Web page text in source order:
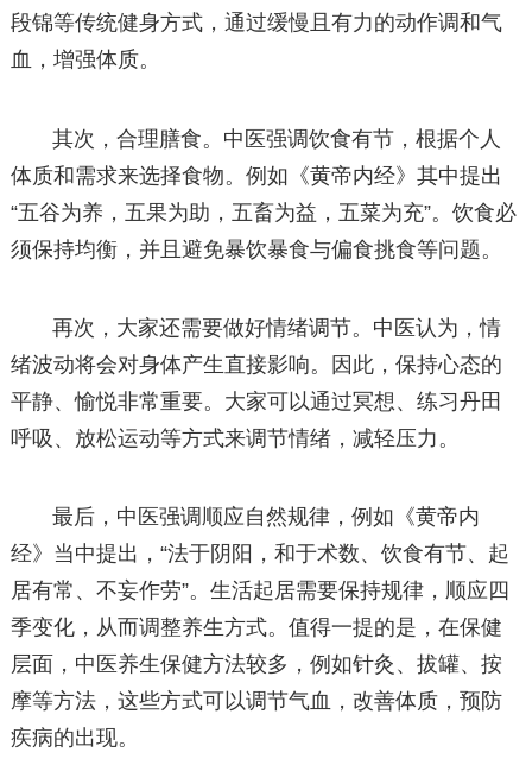
段锦等传统健身方式，通过缓慢且有力的动作调和气
血，增强体质。
其次，合理膳食。中医强调饮食有节，根据个人
体质和需求来选择食物。例如《黄帝内经》其中提出
“五谷为养，五果为助，五畜为益，五菜为充”。饮食必
须保持均衡，并且避免暴饮暴食与偏食挑食等问题。
再次，大家还需要做好情绪调节。中医认为，情
绪波动将会对身体产生直接影响。因此，保持心态的
平静、愉悦非常重要。大家可以通过冥想、练习丹田
呼吸、放松运动等方式来调节情绪，减轻压力。
最后，中医强调顺应自然规律，例如《黄帝内
经》当中提出，“法于阴阳，和于术数、饮食有节、起
居有常、不妄作劳”。生活起居需要保持规律，顺应四
季变化，从而调整养生方式。值得一提的是，在保健
层面，中医养生保健方法较多，例如针灸、拔罐、按
摩等方法，这些方式可以调节气血，改善体质，预防
疾病的出现。